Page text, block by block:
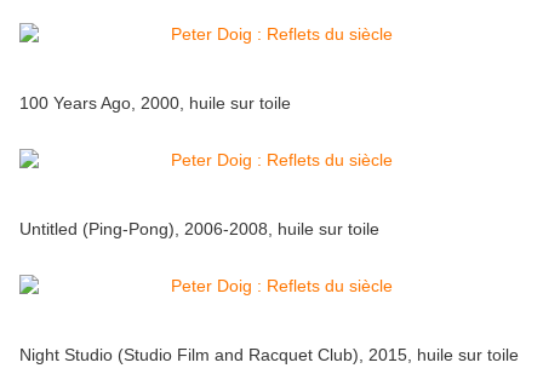
100 Years Ago, 2000, huile sur toile
Untitled (Ping-Pong), 2006-2008, huile sur toile
Night Studio (Studio Film and Racquet Club), 2015, huile sur toile